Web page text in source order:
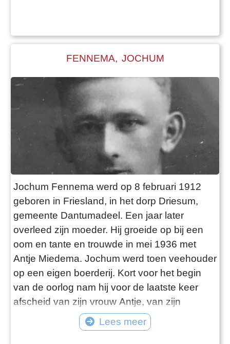
bleef altijd in Alphen werken en was
FENNEMA, JOCHUM
Jochum Fennema werd op 8 februari 1912
geboren in Friesland, in het dorp Driesum,
gemeente Dantumadeel. Een jaar later
overleed zijn moeder. Hij groeide op bij een
oom en tante en trouwde in mei 1936 met
Antje Miedema. Jochum werd toen veehouder
op een eigen boerderij. Kort voor het begin
van de oorlog nam hij voor de laatste keer
afscheid van zijn vrouw Antje, van zijn
dochtertje Akkelina van 3 en van zijn zoontje
Sjoerd van 1 jaar oud. Antje Miedema moest
Lees meer